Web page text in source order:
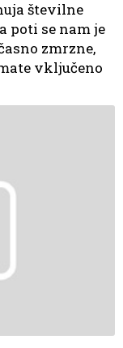
številne
poti se nam je
zmrzne,
vključeno